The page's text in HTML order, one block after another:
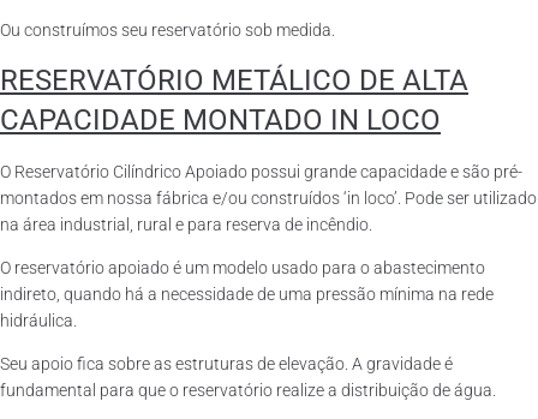
Ou construímos seu reservatório sob medida.
RESERVATÓRIO METÁLICO DE ALTA
CAPACIDADE MONTADO IN LOCO
O Reservatório Cilíndrico Apoiado possui grande capacidade e são pré-
montados em nossa fábrica e/ou construídos ‘in loco’. Pode ser utilizado
na área industrial, rural e para reserva de incêndio.
O reservatório apoiado é um modelo usado para o abastecimento
indireto, quando há a necessidade de uma pressão mínima na rede
hidráulica.
Seu apoio fica sobre as estruturas de elevação. A gravidade é
fundamental para que o reservatório realize a distribuição de água.